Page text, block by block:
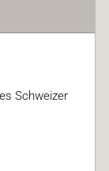
Schweizer